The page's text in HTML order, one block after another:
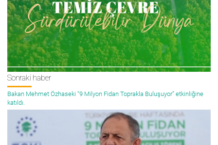
Sonraki haber
Bakan Mehmet Özhaseki “9 Milyon Fidan Toprakla Buluşuyor” etkinliğine
katıldı.